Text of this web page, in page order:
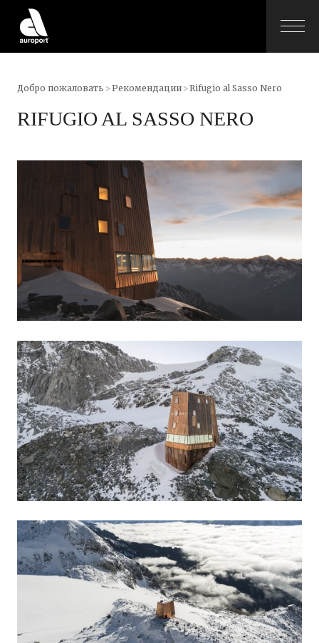
Добро пожаловать >Рекомендации >Rifugio al Sasso Nero
RIFUGIO AL SASSO NERO